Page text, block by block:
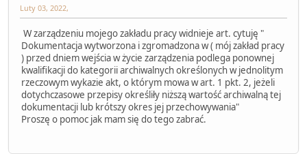
Luty 03, 2022,
W zarządzeniu mojego zakładu pracy widnieje art. cytuję "
Dokumentacja wytworzona i zgromadzona w ( mój zakład pracy
) przed dniem wejścia w życie zarządzenia podlega ponownej
kwalifikacji do kategorii archiwalnych określonych w jednolitym
rzeczowym wykazie akt, o którym mowa w art. 1 pkt. 2, jeżeli
dotychczasowe przepisy określiły niższą wartość archiwalną tej
dokumentacji lub krótszy okres jej przechowywania"
Proszę o pomoc jak mam się do tego zabrać.